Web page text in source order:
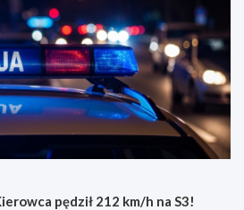
pędził 212 km/h na S3!